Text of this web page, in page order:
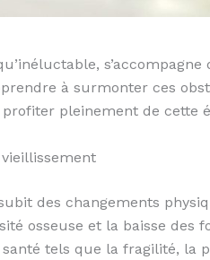
à surmonter ces
pleinement de cette
des changements
osseuse et la baisse des
tels que la fragilité, la